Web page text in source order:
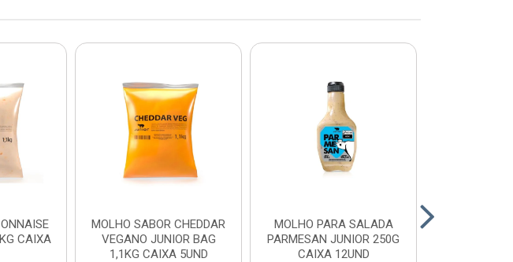
CAIXA
MOLHO SABOR CHEDDAR
VEGANO JUNIOR BAG
1,1KG CAIXA 5UND
MOLHO PARA SALADA
PARMESAN JUNIOR 250G
CAIXA 12UND